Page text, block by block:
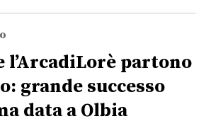
l’ArcadiLorè partono
grande successo
data a Olbia